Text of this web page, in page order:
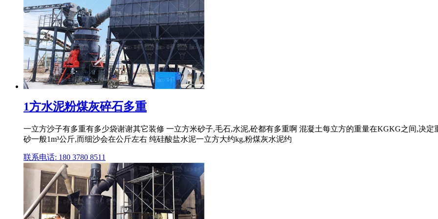
1方水泥粉煤灰碎石多重
一立方沙子有多重有多少袋谢谢其它装修 一立方米砂子,毛石,水泥,砼都有多重啊 混凝土每立方的重量在KGKG之间,决
砂一般1m³公斤,而细沙会在公斤左右 纯硅酸盐水泥一立方大约kg,粉煤灰水泥约
联系电话: 180 3780 8511